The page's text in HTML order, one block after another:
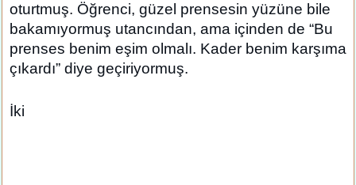
oturtmuş. Öğrenci, güzel prensesin yüzüne bile
bakamıyormuş utancından, ama içinden de “Bu
prenses benim eşim olmalı. Kader benim karşıma
çıkardı” diye geçiriyormuş.
İki